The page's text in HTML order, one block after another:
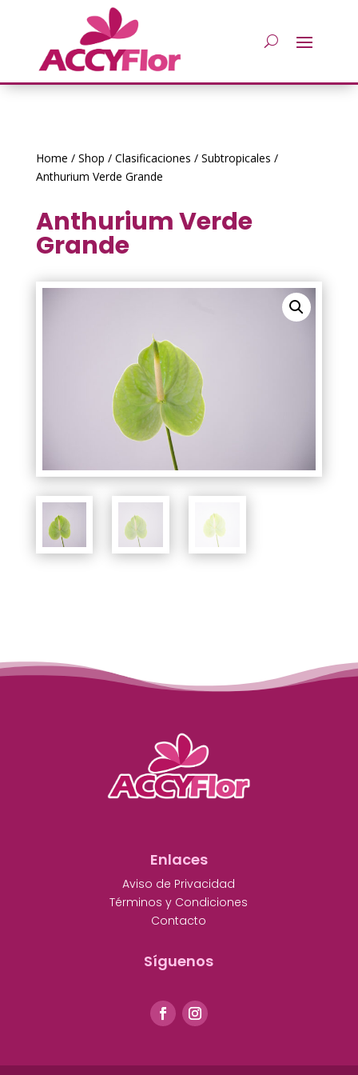
Home / Shop / Clasificaciones / Subtropicales /
Anthurium Verde Grande
Anthurium Verde
Grande
Enlaces
Aviso de Privacidad
Términos y Condiciones
Contacto
Síguenos